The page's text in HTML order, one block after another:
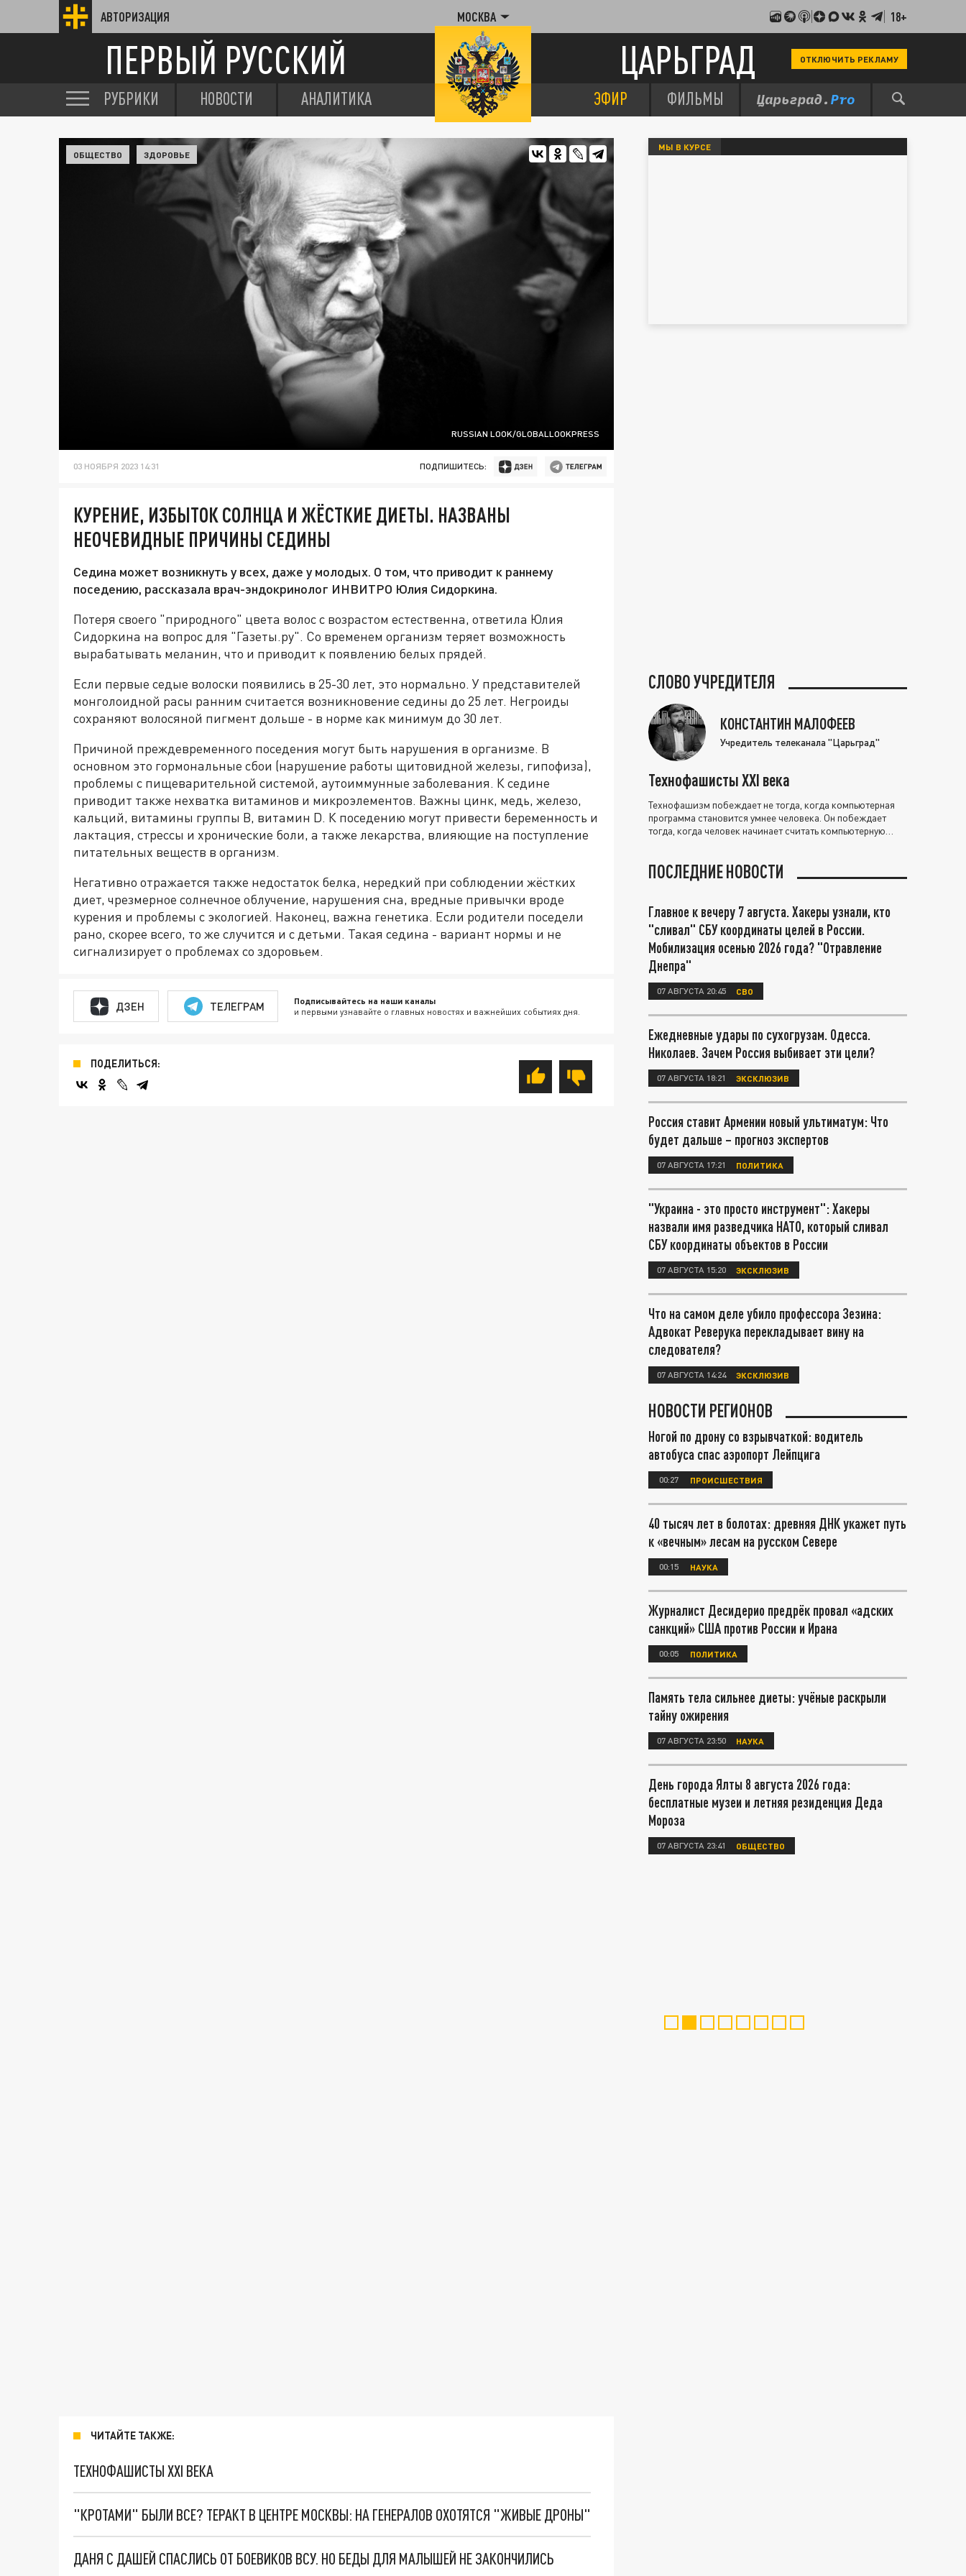
АВТОРИЗАЦИЯ МОСКВА 18+
ПЕРВЫЙ РУССКИЙ ЦАРЬГРАД ОТКЛЮЧИТЬ РЕКЛАМУ
РУБРИКИ НОВОСТИ АНАЛИТИКА ЭФИР ФИЛЬМЫ
RUSSIAN LOOK/GLOBALLOOKPRESS
ОБЩЕСТВО ЗДОРОВЬЕ
03 НОЯБРЯ 2023 14:31 ПОДПИШИТЕСЬ:
КУРЕНИЕ, ИЗБЫТОК СОЛНЦА И ЖЁСТКИЕ ДИЕТЫ. НАЗВАНЫ
НЕОЧЕВИДНЫЕ ПРИЧИНЫ СЕДИНЫ
Седина может возникнуть у всех, даже у молодых. О том, что приводит к раннему
поседению, рассказала врач-эндокринолог ИНВИТРО Юлия Сидоркина.
Потеря своего "природного" цвета волос с возрастом естественна, ответила Юлия
Сидоркина на вопрос для "Газеты.ру". Со временем организм теряет возможность
вырабатывать меланин, что и приводит к появлению белых прядей.
Если первые седые волоски появились в 25-30 лет, это нормально. У представителей
монголоидной расы ранним считается возникновение седины до 25 лет. Негроиды
сохраняют волосяной пигмент дольше - в норме как минимум до 30 лет.
Причиной преждевременного поседения могут быть нарушения в организме. В
основном это гормональные сбои (нарушение работы щитовидной железы, гипофиза),
проблемы с пищеварительной системой, аутоиммунные заболевания. К седине
приводит также нехватка витаминов и микроэлементов. Важны цинк, медь, железо,
кальций, витамины группы В, витамин D. К поседению могут привести беременность и
лактация, стрессы и хронические боли, а также лекарства, влияющие на поступление
питательных веществ в организм.
Негативно отражается также недостаток белка, нередкий при соблюдении жёстких
диет, чрезмерное солнечное облучение, нарушения сна, вредные привычки вроде
курения и проблемы с экологией. Наконец, важна генетика. Если родители поседели
рано, скорее всего, то же случится и с детьми. Такая седина - вариант нормы и не
сигнализирует о проблемах со здоровьем.
ДЗЕН ТЕЛЕГРАМ Подписывайтесь на наши каналы
и первыми узнавайте о главных новостях и важнейших событиях дня.
ПОДЕЛИТЬСЯ:
ЧИТАЙТЕ ТАКЖЕ:
ТЕХНОФАШИСТЫ XXI ВЕКА
"КРОТАМИ" БЫЛИ ВСЕ? ТЕРАКТ В ЦЕНТРЕ МОСКВЫ: НА ГЕНЕРАЛОВ ОХОТЯТСЯ "ЖИВЫЕ ДРОНЫ"
ДАНЯ С ДАШЕЙ СПАСЛИСЬ ОТ БОЕВИКОВ ВСУ. НО БЕДЫ ДЛЯ МАЛЫШЕЙ НЕ ЗАКОНЧИЛИСЬ
МЫ В КУРСЕ
СЛОВО УЧРЕДИТЕЛЯ
КОНСТАНТИН МАЛОФЕЕВ
Учредитель телеканала "Царьград"
Технофашисты XXI века
Технофашизм побеждает не тогда, когда компьютерная
программа становится умнее человека. Он побеждает
тогда, когда человек начинает считать компьютерную
ПОСЛЕДНИЕ НОВОСТИ
Главное к вечеру 7 августа. Хакеры узнали, кто
"сливал" СБУ координаты целей в России.
Мобилизация осенью 2026 года? "Отравление
Днепра"
07 АВГУСТА 20:45 СВО
Ежедневные удары по сухогрузам. Одесса.
Николаев. Зачем Россия выбивает эти цели?
07 АВГУСТА 18:21 ЭКСКЛЮЗИВ
Россия ставит Армении новый ультиматум: Что
будет дальше – прогноз экспертов
07 АВГУСТА 17:21 ПОЛИТИКА
"Украина - это просто инструмент": Хакеры
назвали имя разведчика НАТО, который сливал
СБУ координаты объектов в России
07 АВГУСТА 15:20 ЭКСКЛЮЗИВ
Что на самом деле убило профессора Зезина:
Адвокат Реверука перекладывает вину на
следователя?
07 АВГУСТА 14:24 ЭКСКЛЮЗИВ
НОВОСТИ РЕГИОНОВ
Ногой по дрону со взрывчаткой: водитель
автобуса спас аэропорт Лейпцига
00:27 ПРОИСШЕСТВИЯ
40 тысяч лет в болотах: древняя ДНК укажет путь
к «вечным» лесам на русском Севере
00:15 НАУКА
Журналист Десидерио предрёк провал «адских
санкций» США против России и Ирана
00:05 ПОЛИТИКА
Память тела сильнее диеты: учёные раскрыли
тайну ожирения
07 АВГУСТА 23:50 НАУКА
День города Ялты 8 августа 2026 года:
бесплатные музеи и летняя резиденция Деда
Мороза
07 АВГУСТА 23:41 ОБЩЕСТВО